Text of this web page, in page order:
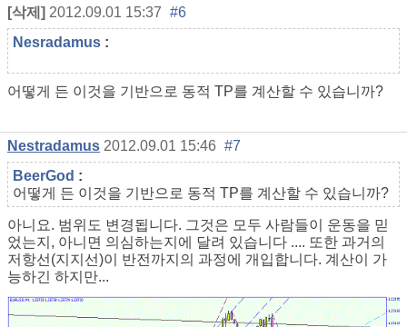
[삭제] 2012.09.01 15:37 #6
Nesradamus :
어떻게 든 이것을 기반으로 동적 TP를 계산할 수 있습니까?
Nestradamus 2012.09.01 15:46 #7
BeerGod :
어떻게 든 이것을 기반으로 동적 TP를 계산할 수 있습니까?
아니요. 범위도 변경됩니다. 그것은 모두 사람들이 운동을 믿
었는지, 아니면 의심하는지에 달려 있습니다 .... 또한 과거의
저항선(지지선)이 반전까지의 과정에 개입합니다. 계산이 가
능하긴 하지만...